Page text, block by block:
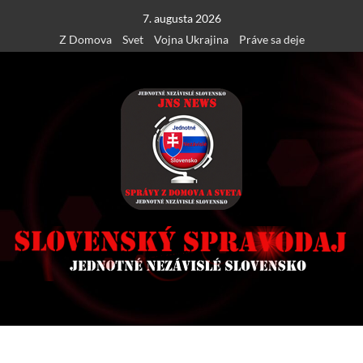
content
7. augusta 2026
Z Domova
Svet Vojna Ukrajina Práve sa deje